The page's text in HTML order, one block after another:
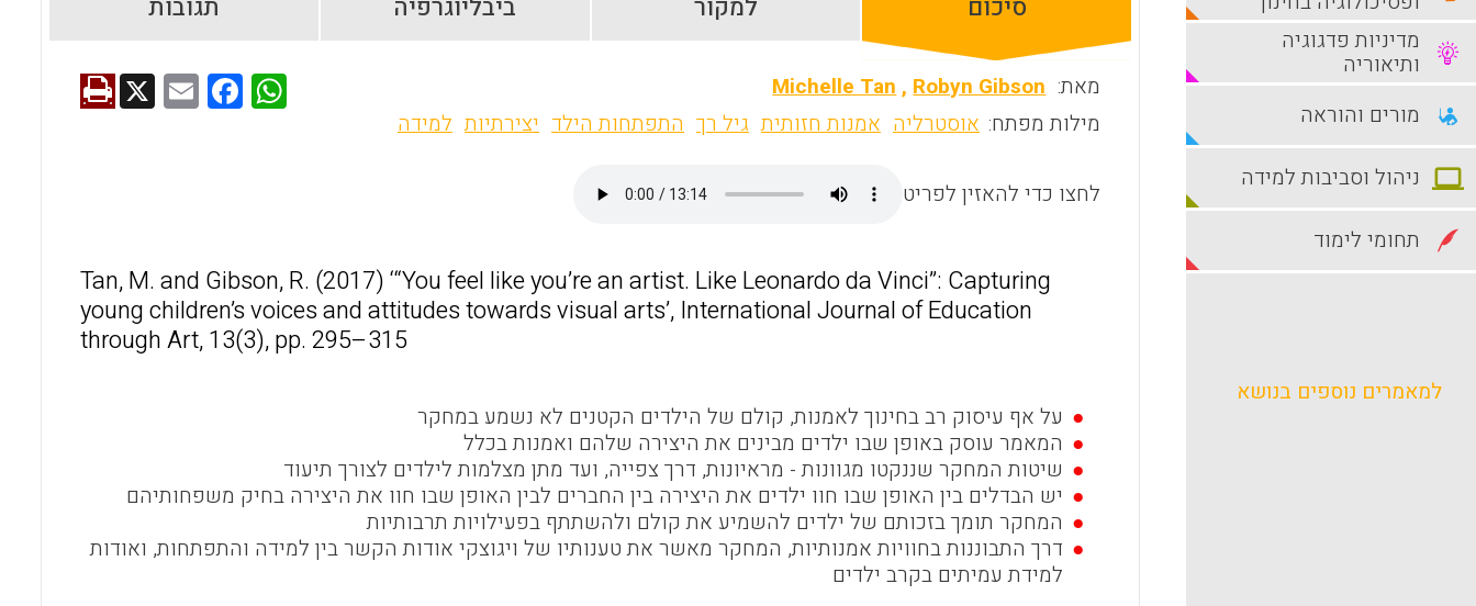
סיכום למקור ביבליוגרפיה תגובות
מאת: Michelle Tan,Robyn Gibson
W
h
p
p
F
a
o
k
E
m
X
מילות מפתח: אוסטרליה אמנות חזותית גיל רך התפתחות הילד יצירתיות למידה
לחצו כדי להאזין לפריט
Tan, M. and Gibson, R. (2017) ‘“You feel like you’re an artist. Like Leonardo da Vinci”: Capturing
young children’s voices and attitudes towards visual arts’, International Journal of Education
through Art, 13(3), pp. 295–315
על אף עיסוק רב בחינוך לאמנות, קולם של הילדים הקטנים לא נשמע במחקר
המאמר עוסק באופן שבו ילדים מבינים את היצירה שלהם ואמנות בכלל
שיטות המחקר שננקטו מגוונות - מראיונות, דרך צפייה, ועד מתן מצלמות לילדים לצורך תיעוד
יש הבדלים בין האופן שבו חוו ילדים את היצירה בין החברים לבין האופן שבו חוו את היצירה בחיק משפחותיהם
המחקר תומך בזכותם של ילדים להשמיע את קולם ולהשתתף בפעילויות תרבותיות
דרך התבוננות בחוויות אמנותיות, המחקר מאשר את טענותיו של ויגוצקי אודות הקשר בין למידה והתפתחות, ואודות
למידת עמיתים בקרב ילדים
מדיניות פדגוגיה
ותיאוריה
מורים והוראה
ניהול וסביבות למידה
תחומי לימוד
למאמרים נוספים בנושא